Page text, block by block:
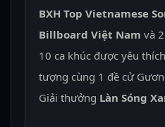
BXH Top Vietnamese
Billboard Việt Nam và
10 ca khúc được yêu
tượng cùng 1 đề cử
Giải thưởng Làn Sóng